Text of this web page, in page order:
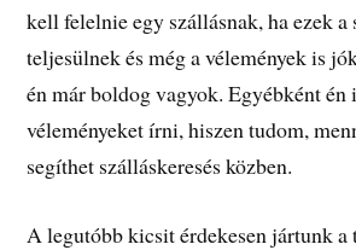
kell felelnie egy szállásnak, ha ezek a
teljesülnek és még a vélemények is
én már boldog vagyok. Egyébként én
véleményeket írni, hiszen tudom,
segíthet szálláskeresés közben.
A legutóbb kicsit érdekesen jártunk a